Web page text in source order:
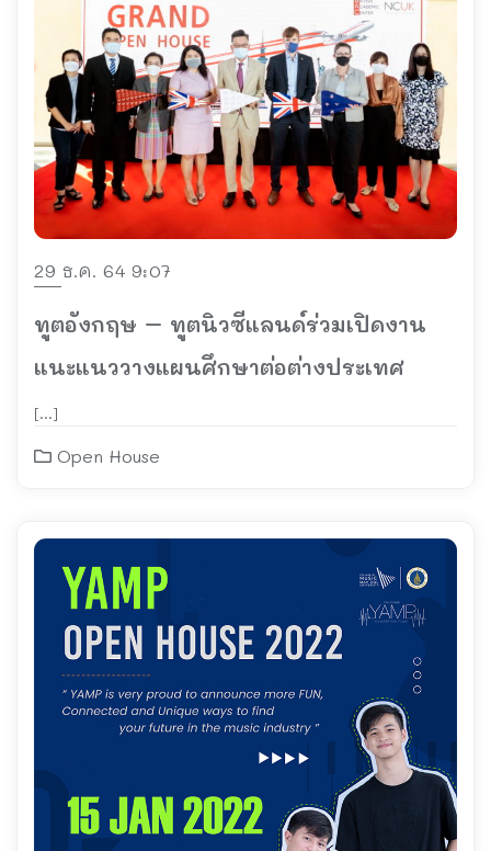
29 ธ.ค. 64 9:07
ทูตอังกฤษ – ทูตนิวซีแลนด์ร่วมเปิดงาน
แนะแนววางแผนศึกษาต่อต่างประเทศ
[…]
Open House